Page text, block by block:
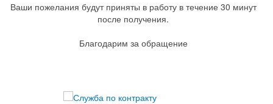
Ваши пожелания будут приняты в работу в течение 30 минут
после получения.
Благодарим за обращение